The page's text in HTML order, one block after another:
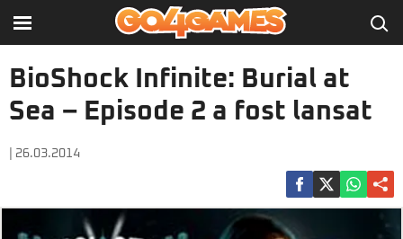
BioShock Infinite: Burial at
Sea – Episode 2 a fost lansat
| 26.03.2014